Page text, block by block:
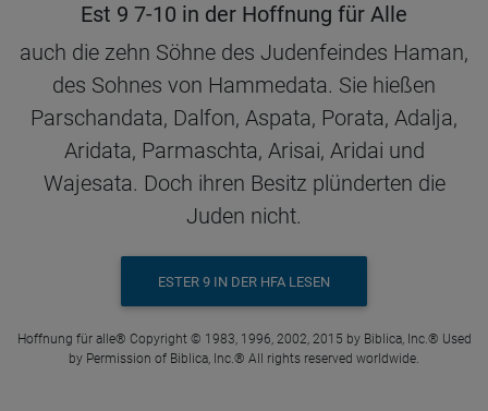
Est 9 7-10 in der Hoffnung für Alle
auch die zehn Söhne des Judenfeindes Haman,
des Sohnes von Hammedata. Sie hießen
Parschandata, Dalfon, Aspata, Porata, Adalja,
Aridata, Parmaschta, Arisai, Aridai und
Wajesata. Doch ihren Besitz plünderten die
Juden nicht.
ESTER 9 IN DER HFA LESEN
Hoffnung für alle® Copyright © 1983, 1996, 2002, 2015 by Biblica, Inc.® Used
by Permission of Biblica, Inc.® All rights reserved worldwide.